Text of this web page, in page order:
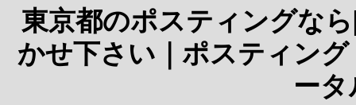
東京都のポスティングな
かせ下さい｜ポスティン
ー